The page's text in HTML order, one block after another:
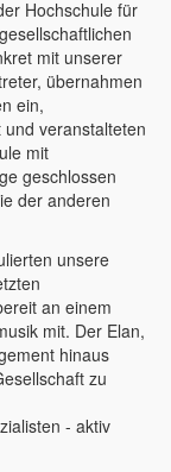
Hochschule für
mit unserer
übernahmen
ein,
veranstalteten
mit
geschlossen
der anderen
unsere
an einem
mit. Der Elan,
hinaus
zu
- aktiv